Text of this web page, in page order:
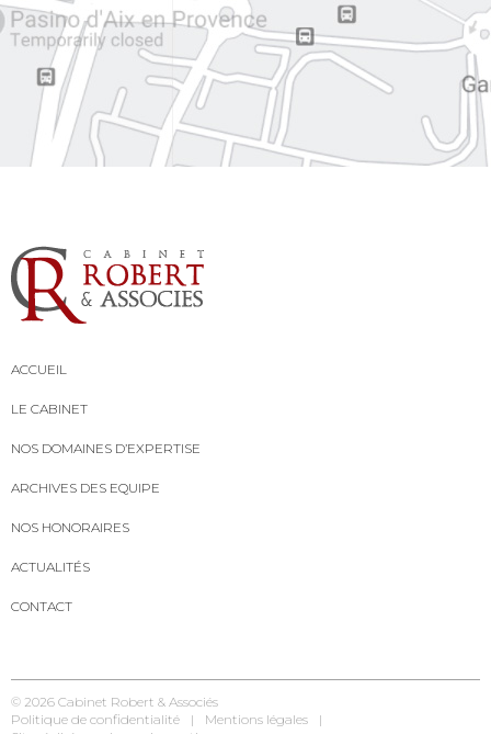
ACCUEIL
LE CABINET
NOS DOMAINES D’EXPERTISE
ARCHIVES DES EQUIPE
NOS HONORAIRES
ACTUALITÉS
CONTACT
© 2026 Cabinet Robert & Associés
Politique de confidentialité
Mentions légales